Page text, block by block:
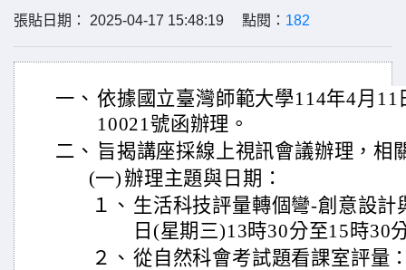
張貼日期： 2025-04-17 15:48:19 點閱： 182
一、 依據國立臺灣師範大學114年4月
10021號函辦理。
二、 旨揭講座採線上視訊會議辦理，相
(一)辦理主題與日期：
１、 生活科技評量轉個彎-創意設計
日(星期三)13時30分至15時30
２、 從自然科會考試題看課室評量